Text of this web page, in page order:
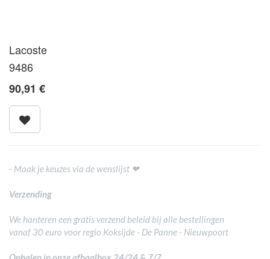
Lacoste
9486
90,91 €
- Maak je keuzes via de wenslijst ❤
Verzending
We hanteren een gratis verzend beleid bij alle bestellingen
vanaf 30 euro voor regio Koksijde - De Panne - Nieuwpoort